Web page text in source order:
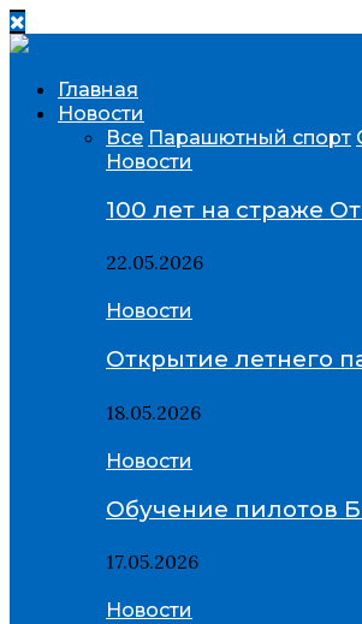
Главная
Новости
Все Парашютный спорт
Новости
100 лет на страже
22.05.2026
Новости
Открытие летнего
18.05.2026
Новости
Обучение пилотов
17.05.2026
Новости